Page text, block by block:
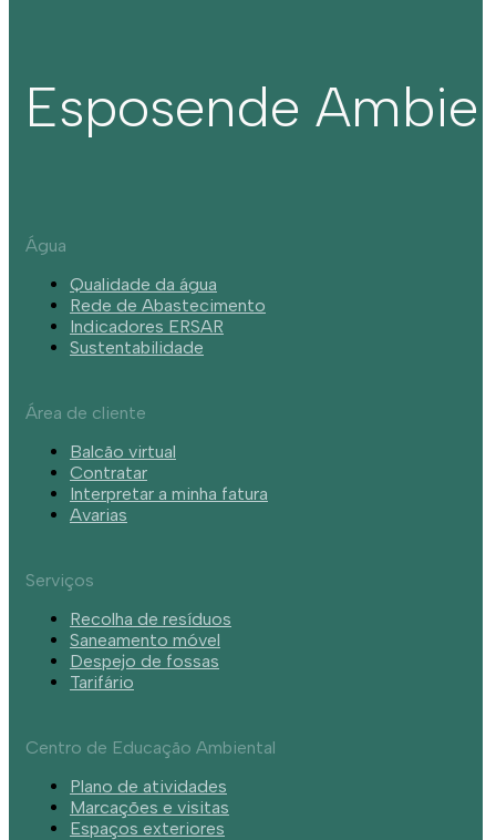
Esposende
Água
Qualidade da água
Rede de Abastecimento
Indicadores ERSAR
Sustentabilidade
Área de cliente
Balcão virtual
Contratar
Interpretar a minha fatura
Avarias
Serviços
Recolha de resíduos
Saneamento móvel
Despejo de fossas
Tarifário
Centro de Educação Ambiental
Plano de atividades
Marcações e visitas
Espaços exteriores